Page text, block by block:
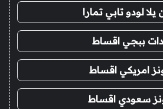
لودو تابي تمارا
ببجي اقساط
امريكي اقساط
سعودي اقساط